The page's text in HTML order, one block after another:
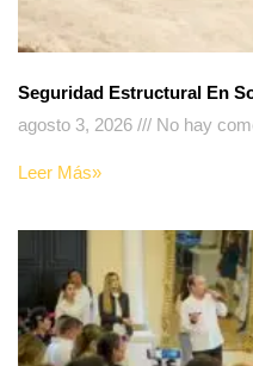
Seguridad Estructural En
agosto 3, 2026
No hay
Leer Más»